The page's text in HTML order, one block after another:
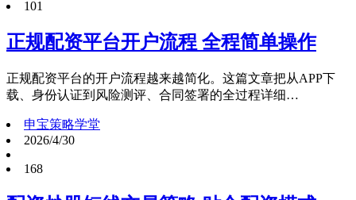
101
正规配资平台开户流程 全程简单操作
正规配资平台的开户流程越来越简化。这篇文章把从APP下
载、身份认证到风险测评、合同签署的全过程详细…
申宝策略学堂
2026/4/30
168